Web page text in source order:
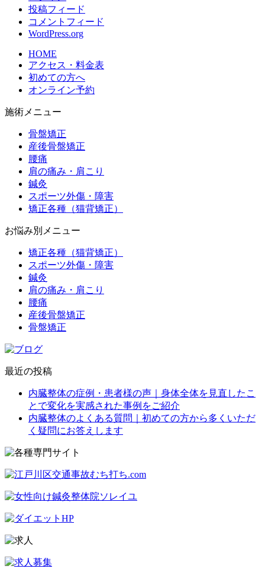
投稿フィード
コメントフィード
WordPress.org
HOME
アクセス・料金表
初めての方へ
オンライン予約
施術メニュー
骨盤矯正
産後骨盤矯正
腰痛
肩の痛み・肩こり
鍼灸
スポーツ外傷・障害
矯正各種（猫背矯正）
お悩み別メニュー
矯正各種（猫背矯正）
スポーツ外傷・障害
鍼灸
肩の痛み・肩こり
腰痛
産後骨盤矯正
骨盤矯正
最近の投稿
内臓整体の症例・患者様の声｜身体全体を見直したこ
とで変化を実感された事例をご紹介
内臓整体のよくある質問｜初めての方から多くいただ
く疑問にお答えします